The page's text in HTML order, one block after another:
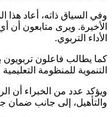
وفي السياق ذاته، أعاد
الأخيرة. ويرى متابعون أن
الأداء التربوي.
كما يطالب فاعلون تربويون
التنموية للمنظومة
ويؤكد عدد من الخبراء أن
والتأهيل، إلى جانب ضمان